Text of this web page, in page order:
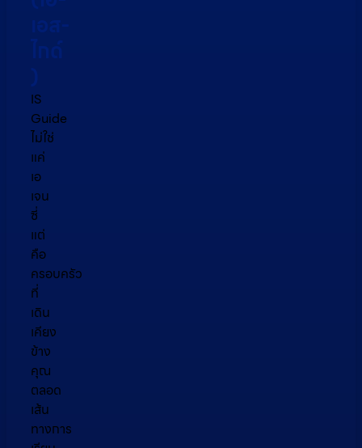
เอส-
ไกด์​
)
IS
Guide
ไม่ใช่
แค่
เอ
เจน
ซี่
แต่
คือ
ครอบครัว
ที่
เดิน
เคียง
ข้าง
คุณ
ตลอด
เส้น
ทางการ